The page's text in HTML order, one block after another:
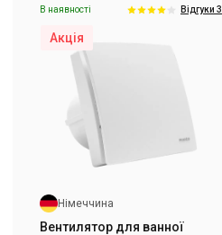
Німеччина
Вентилятор для ванної Maico
ECA 100 ipro H
12 160 грн 14 930 грн
Купити
В наявності
В наявності Відгуки 3
Акція
Німеччина
Вентилятор для ванної